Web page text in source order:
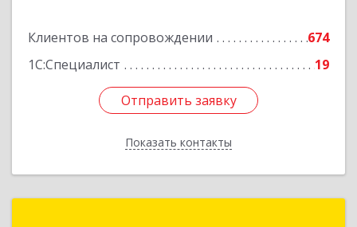
Клиентов на сопровождении
674
1С:Специалист
19
Отправить заявку
Показать контакты
Отправить заявку
Назад